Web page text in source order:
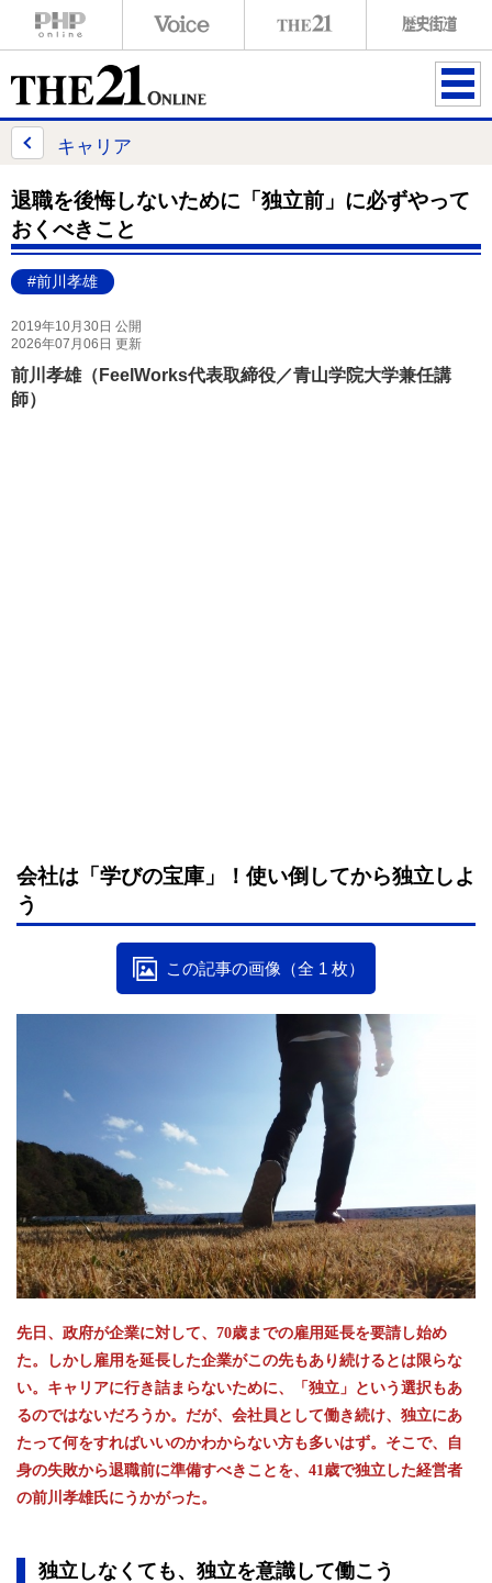
ME
キャリア
退職を後悔しないために「独立前」に必ずやって
おくべきこと
#前川孝雄
2019年10月30日 公開
2026年07月06日 更新
前川孝雄（FeelWorks代表取締役／青山学院大学兼任講
師）
会社は「学びの宝庫」！使い倒してから独立しよ
う
この記事の画像（全 1 枚）
先日、政府が企業に対して、70歳までの雇用延長を要請し始め
た。しかし雇用を延長した企業がこの先もあり続けるとは限らな
い。キャリアに行き詰まらないために、「独立」という選択もあ
るのではないだろうか。だが、会社員として働き続け、独立にあ
たって何をすればいいのかわからない方も多いはず。そこで、自
身の失敗から退職前に準備すべきことを、41歳で独立した経営者
の前川孝雄氏にうかがった。
独立しなくても、独立を意識して働こう